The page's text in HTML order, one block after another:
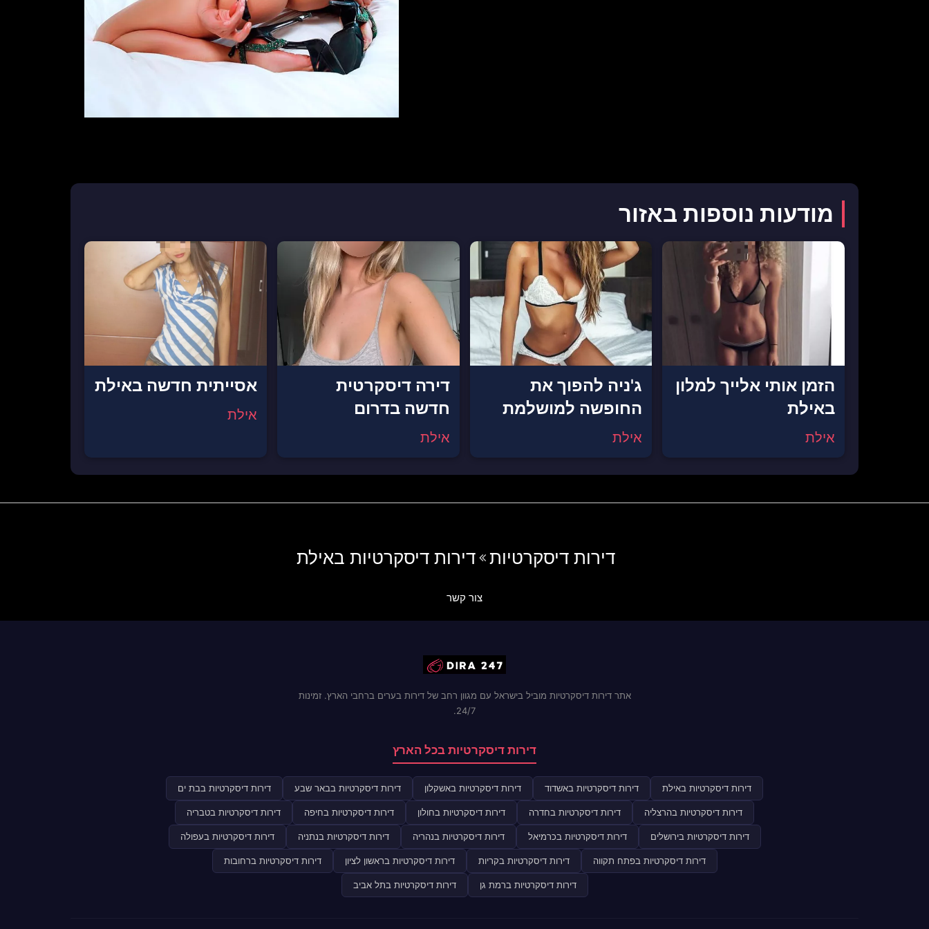
מודעות נוספות באזור
הזמן אותי אלייך למלון
באילת
אילת
ג'ניה להפוך את
החופשה למושלמת
אילת
דירה דיסקרטית
חדשה בדרום
אילת
אסייתית חדשה באילת
אילת
דירות דיסקרטיות דירות דיסקרטיות באילת
צור קשר
אתר דירות דיסקרטיות מוביל בישראל עם מגוון רחב של דירות בערים ברחבי הארץ. זמינות
24/7.
דירות דיסקרטיות בכל הארץ
דירות דיסקרטיות באילת דירות דיסקרטיות באשדוד דירות דיסקרטיות באשקלון דירות דיסקרטיות בבאר שבע דירות דיסקרטיות בבת ים
דירות דיסקרטיות בהרצליה דירות דיסקרטיות בחדרה דירות דיסקרטיות בחולון דירות דיסקרטיות בחיפה דירות דיסקרטיות בטבריה
דירות דיסקרטיות בירושלים דירות דיסקרטיות בכרמיאל דירות דיסקרטיות בנהריה דירות דיסקרטיות בנתניה דירות דיסקרטיות בעפולה
דירות דיסקרטיות בפתח תקווה דירות דיסקרטיות בקריות דירות דיסקרטיות בראשון לציון דירות דיסקרטיות ברחובות
דירות דיסקרטיות ברמת גן דירות דיסקרטיות בתל אביב